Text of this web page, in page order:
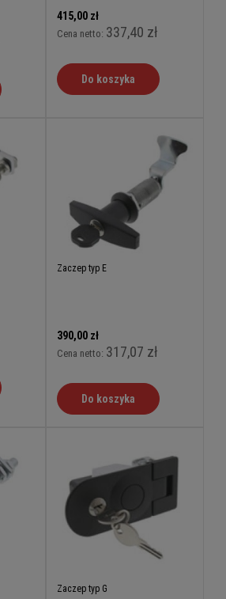
415,00 zł
Cena netto: 337,40 zł
Do koszyka
Zaczep typ E
390,00 zł
Cena netto: 317,07 zł
Do koszyka
Zaczep typ G